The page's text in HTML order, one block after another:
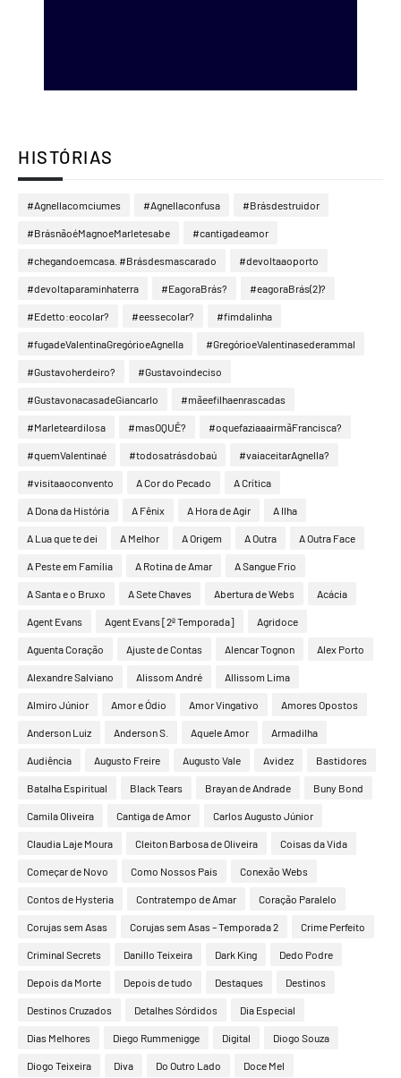
HISTÓRIAS
#Agnellacomciumes #Agnellaconfusa #Brásdestruidor
#BrásnãoéMagnoeMarletesabe #cantigadeamor
#chegandoemcasa. #Brásdesmascarado #devoltaaoporto
#devoltaparaminhaterra #EagoraBrás? #eagoraBrás(2)?
#Edetto:eocolar? #eessecolar? #fimdalinha
#fugadeValentinaGregórioeAgnella #GregórioeValentinasederammal
#Gustavoherdeiro? #Gustavoindeciso
#GustavonacasadeGiancarlo #mãeefilhaenrascadas
#Marleteardilosa #masOQUÊ? #oquefaziaaairmãFrancisca?
#quemValentinaé #todosatrásdobaú #vaiaceitarAgnella?
#visitaaoconvento A Cor do Pecado A Crítica
A Dona da História A Fênix A Hora de Agir A Ilha
A Lua que te dei A Melhor A Origem A Outra A Outra Face
A Peste em Família A Rotina de Amar A Sangue Frio
A Santa e o Bruxo A Sete Chaves Abertura de Webs Acácia
Agent Evans Agent Evans [2ª Temporada] Agridoce
Aguenta Coração Ajuste de Contas Alencar Tognon Alex Porto
Alexandre Salviano Alissom André Allissom Lima
Almiro Júnior Amor e Ódio Amor Vingativo Amores Opostos
Anderson Luiz Anderson S. Aquele Amor Armadilha
Audiência Augusto Freire Augusto Vale Avidez Bastidores
Batalha Espiritual Black Tears Brayan de Andrade Buny Bond
Camila Oliveira Cantiga de Amor Carlos Augusto Júnior
Claudia Laje Moura Cleiton Barbosa de Oliveira Coisas da Vida
Começar de Novo Como Nossos Pais Conexão Webs
Contos de Hysteria Contratempo de Amar Coração Paralelo
Corujas sem Asas Corujas sem Asas – Temporada 2 Crime Perfeito
Criminal Secrets Danillo Teixeira Dark King Dedo Podre
Depois da Morte Depois de tudo Destaques Destinos
Destinos Cruzados Detalhes Sórdidos Dia Especial
Dias Melhores Diego Rummenigge Digital Diogo Souza
Diogo Teixeira Diva Do Outro Lado Doce Mel